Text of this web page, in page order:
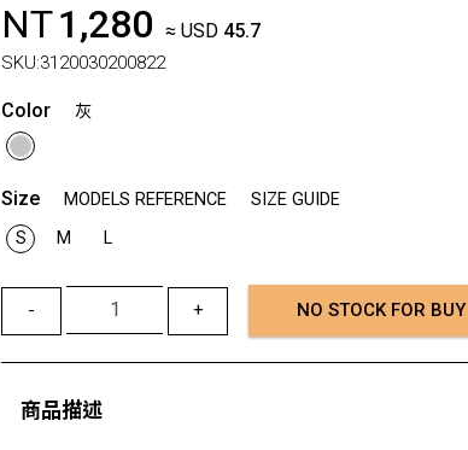
NT1,280 ≈ USD 45.7
SKU:3120030200822
Color 灰
Size MODELS REFERENCE
SIZE GUIDE
S
M L
- + NO STOCK FOR BUY
商品描述